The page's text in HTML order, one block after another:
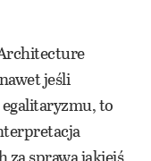
jeśli
to